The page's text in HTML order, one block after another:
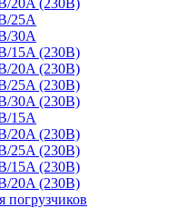
25A
30A
15A (230B)
20A (230B)
25A (230B)
30A (230B)
15A
20A (230B)
25A (230B)
15A (230B)
20A (230B)
погрузчиков